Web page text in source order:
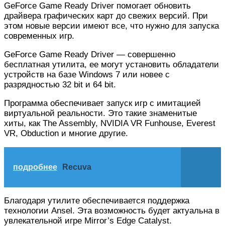
GeForce Game Ready Driver помогает обновить
драйвера графических карт до свежих версий. При
этом новые версии имеют все, что нужно для запуска
современных игр.
GeForce Game Ready Driver — совершенно
бесплатная утилита, ее могут установить обладатели
устройств на базе Windows 7 или новее с
разрядностью 32 bit и 64 bit.
Программа обеспечивает запуск игр с имитацией
виртуальной реальности. Это такие знаменитые
хиты, как The Assembly, NVIDIA VR Funhouse, Everest
VR, Obduction и многие другие.
подробнее Recuva
Благодаря утилите обеспечивается поддержка
технологии Ansel. Эта возможность будет актуальна в
увлекательной игре Mirror’s Edge Catalyst.